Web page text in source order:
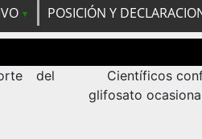
POSICIÓN Y
del
Científicos
glifosato